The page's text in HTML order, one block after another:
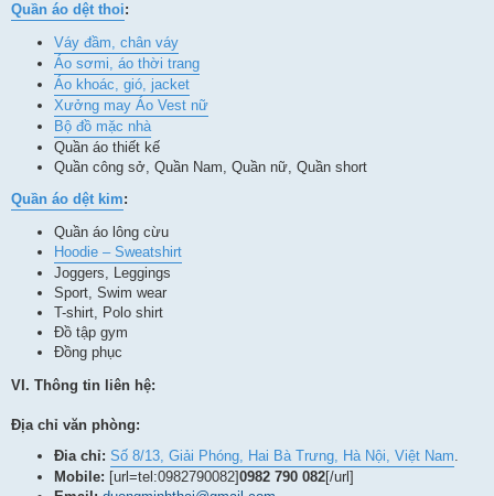
Quần áo dệt thoi:
Váy đầm, chân váy
Áo sơmi, áo thời trang
Áo khoác, gió, jacket
Xưởng may Áo Vest nữ
Bộ đồ mặc nhà
Quần áo thiết kế
Quần công sở, Quần Nam, Quần nữ, Quần short
Quần áo dệt kim:
Quần áo lông cừu
Hoodie – Sweatshirt
Joggers, Leggings
Sport, Swim wear
T-shirt, Polo shirt
Đồ tập gym
Đồng phục
VI. Thông tin liên hệ:
Địa chỉ văn phòng:
Đia chỉ: Số 8/13, Giải Phóng, Hai Bà Trưng, Hà Nội, Việt Nam
Mobile: [url=tel:0982790082]0982 790 082[/url]